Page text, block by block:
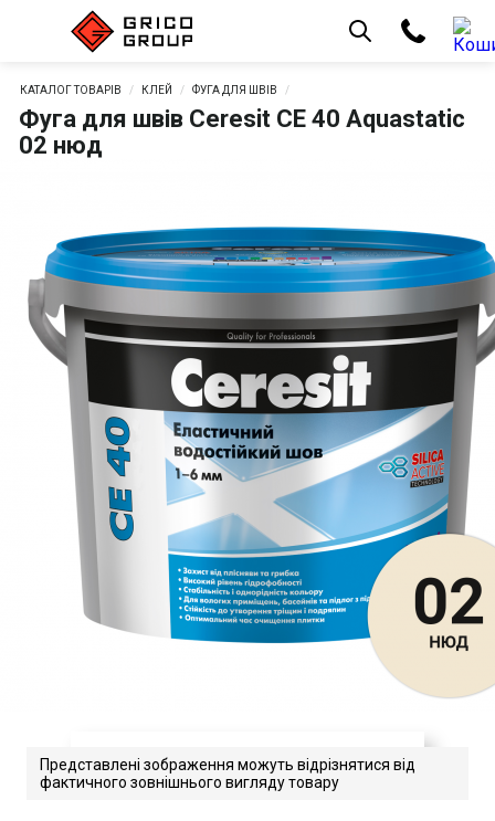
КАТАЛОГ ТОВАРІВ КЛЕЙ ФУГА ДЛЯ ШВІВ
Фуга для швів Ceresit СЕ 40 Aquastatic
02 нюд
Представлені зображення можуть відрізнятися від
фактичного зовнішнього вигляду товару